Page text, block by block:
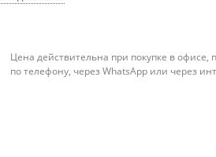
Цена действительна при покупке в офисе,
по телефону, через WhatsApp или через